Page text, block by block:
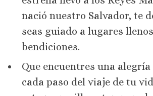
nació nuestro Salvador, te
seas guiado a lugares
bendiciones.
Que encuentres una
cada paso del viaje de tu